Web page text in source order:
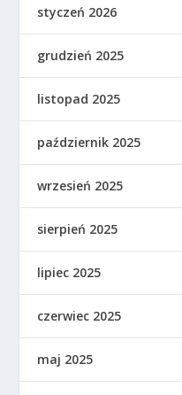
styczeń 2026
grudzień 2025
listopad 2025
październik 2025
wrzesień 2025
sierpień 2025
lipiec 2025
czerwiec 2025
maj 2025